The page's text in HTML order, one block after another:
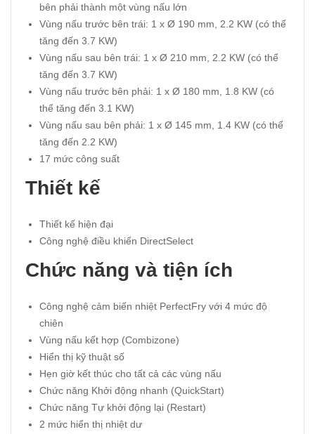
bên phải thành một vùng nấu lớn
Vùng nấu trước bên trái: 1 x Ø 190 mm, 2.2 KW (có thể
tăng đến 3.7 KW)
Vùng nấu sau bên trái: 1 x Ø 210 mm, 2.2 KW (có thể
tăng đến 3.7 KW)
Vùng nấu trước bên phải: 1 x Ø 180 mm, 1.8 KW (có
thể tăng đến 3.1 KW)
Vùng nấu sau bên phải: 1 x Ø 145 mm, 1.4 KW (có thể
tăng đến 2.2 KW)
17 mức công suất
Thiết kế
Thiết kế hiện đại
Công nghệ điều khiển DirectSelect
Chức năng và tiện ích
Công nghệ cảm biến nhiệt PerfectFry với 4 mức độ
chiên
Vùng nấu kết hợp (Combizone)
Hiển thị kỹ thuật số
Hẹn giờ kết thúc cho tất cả các vùng nấu
Chức năng Khởi động nhanh (QuickStart)
Chức năng Tự khởi động lại (Restart)
2 mức hiển thị nhiệt dư